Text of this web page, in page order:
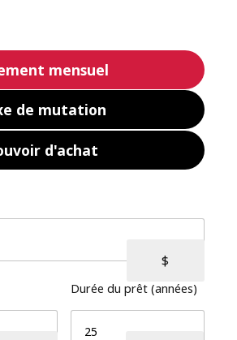
mensuel
de mutation
d'achat
Durée du prêt (années)